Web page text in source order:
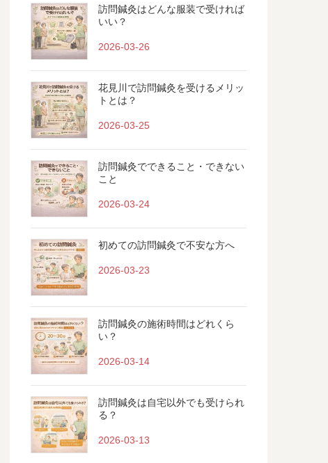
訪問鍼灸はどんな服装で受ければ
いい？
2026-03-26
花見川で訪問鍼灸を受けるメリッ
トとは？
2026-03-25
訪問鍼灸でできること・できない
こと
2026-03-24
初めての訪問鍼灸で不安な方へ
2026-03-23
訪問鍼灸の施術時間はどれくら
い？
2026-03-14
訪問鍼灸は自宅以外でも受けられ
る？
2026-03-13